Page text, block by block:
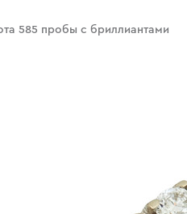
585 пробы с бриллиантами